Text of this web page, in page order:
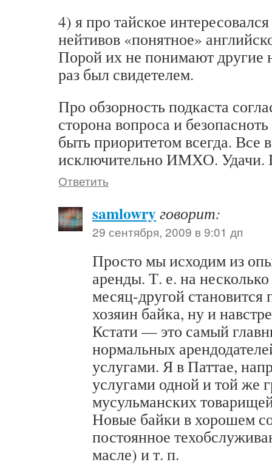
4) я про тайское
нейтивов «понятное»
Порой их не понимают
раз был свидетелем.
Про обзорность подкаста
сторона вопроса и
быть приоритетом всегда.
исключительно ИМХО. Удачи.
Ответить
samlowryговорит:
29 сентября, 2009 в 9:01 дп
Просто мы исходим из
аренды. Т. е. на
месяц-другой становится
хозяин байка, ну и
Кстати — это самый
нормальных
услугами. Я в Паттае,
услугами одной и той же
мусульманских
Новые байки в хорошем
постоянное
масле) и т. п.